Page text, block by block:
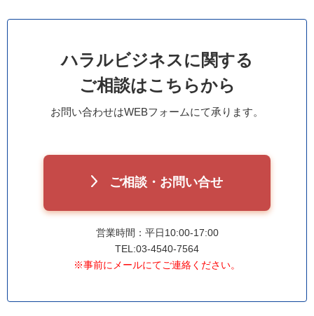
ハラルビジネスに関する
ご相談はこちらから
お問い合わせはWEBフォームにて承ります。
ご相談・お問い合せ
営業時間：平日10:00-17:00
TEL:03-4540-7564
※事前にメールにてご連絡ください。